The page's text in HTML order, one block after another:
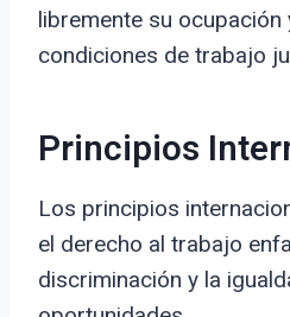
libremente su
condiciones de trabajo
Principios
Los principios
el derecho al trabajo
discriminación y la